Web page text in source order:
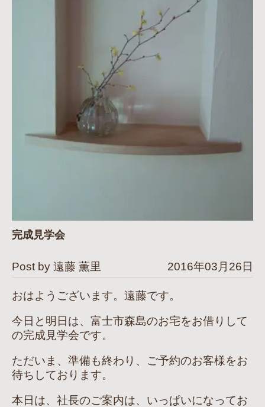
完成見学会
Post by 遠藤 薫里 2016年03月26日
おはようございます。遠藤です。
今日と明日は、富士市森島のお宅をお借りして
の完成見学会です。
ただいま、準備も終わり、ご予約のお客様をお
待ちしております。
本日は、社長のご案内は、いっぱいになってお